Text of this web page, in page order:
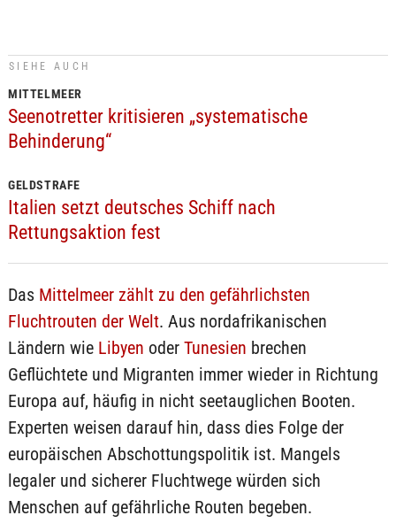
SIEHE AUCH
MITTELMEER
Seenotretter kritisieren „systematische
Behinderung“
GELDSTRAFE
Italien setzt deutsches Schiff nach
Rettungsaktion fest
Das Mittelmeer zählt zu den gefährlichsten
Fluchtrouten der Welt. Aus nordafrikanischen
Ländern wie Libyen oder Tunesien brechen
Geflüchtete und Migranten immer wieder in Richtung
Europa auf, häufig in nicht seetauglichen Booten.
Experten weisen darauf hin, dass dies Folge der
europäischen Abschottungspolitik ist. Mangels
legaler und sicherer Fluchtwege würden sich
Menschen auf gefährliche Routen begeben.